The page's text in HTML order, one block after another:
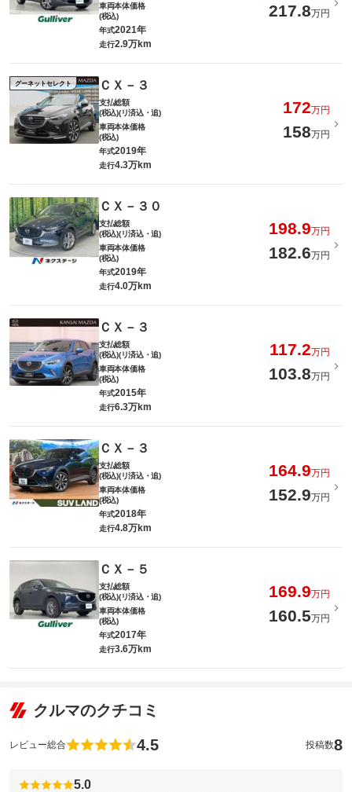
車両本体価格
(税込)
217.8万円
年式2021年
走行2.9万km
グーネットセレクト ＣＸ－３
支払総額
(税込)(リ済込・追)
172万円
車両本体価格
(税込)
158万円
年式2019年
走行4.3万km
ＣＸ－３０
支払総額
(税込)(リ済込・追)
198.9万円
車両本体価格
(税込)
182.6万円
年式2019年
走行4.0万km
ＣＸ－３
支払総額
(税込)(リ済込・追)
117.2万円
車両本体価格
(税込)
103.8万円
年式2015年
走行6.3万km
ＣＸ－３
支払総額
(税込)(リ済込・追)
164.9万円
車両本体価格
(税込)
152.9万円
年式2018年
走行4.8万km
ＣＸ－５
支払総額
(税込)(リ済込・追)
169.9万円
車両本体価格
(税込)
160.5万円
年式2017年
走行3.6万km
クルマのクチコミ
レビュー総合 4.5 投稿数8
5.0